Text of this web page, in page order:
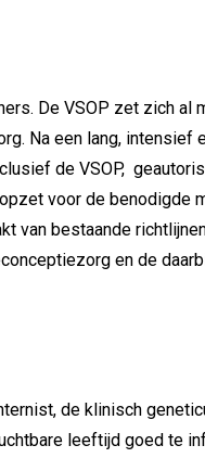
De VSOP zet zich al
Na een lang, intensief
de VSOP,
voor de benodigde
van bestaande
en de
de klinisch
leeftijd goed te